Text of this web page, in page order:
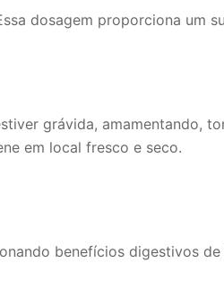
dosagem proporciona um
grávida, amamentando,
em local fresco e seco.
benefícios digestivos